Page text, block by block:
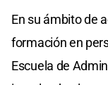
En su ámbito de
formación en
Escuela de